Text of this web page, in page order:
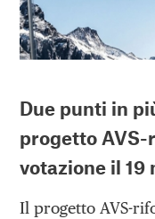
Due punti in
progetto
votazione il 19
Il progetto AVS-